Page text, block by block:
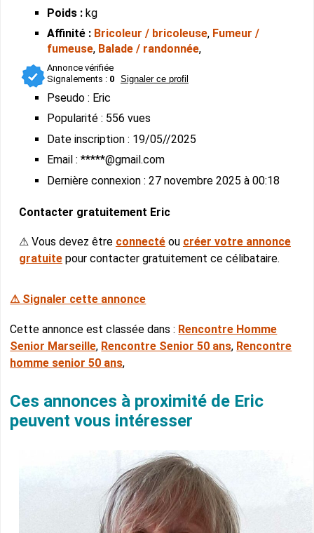
Poids : kg
Affinité : Bricoleur / bricoleuse, Fumeur /
fumeuse, Balade / randonnée,
Annonce vérifiée
Signalements : 0 Signaler ce profil
Pseudo : Eric
Popularité : 556 vues
Date inscription : 19/05//2025
Email : *****@gmail.com
Dernière connexion : 27 novembre 2025 à 00:18
Contacter gratuitement Eric
⚠ Vous devez être connectéou créer votre annonce
gratuitepour contacter gratuitement ce célibataire.
⚠ Signaler cette annonce
Cette annonce est classée dans : Rencontre Homme
Senior Marseille, Rencontre Senior 50 ans, Rencontre
homme senior 50 ans,
Ces annonces à proximité de Eric
peuvent vous intéresser